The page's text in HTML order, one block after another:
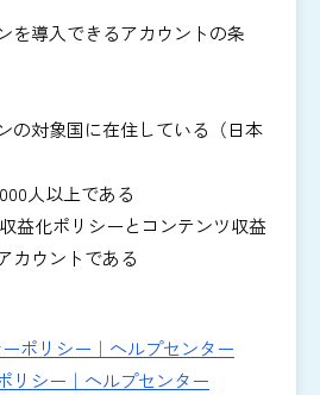
を導入できるアカウントの条
の対象国に在住している（日本
人以上である
益化ポリシーとコンテンツ収益
カウントである
ポリシー｜ヘルプセンター
リシー｜ヘルプセンター